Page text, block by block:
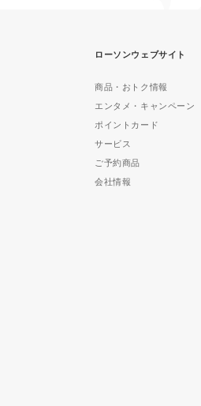
ローソンウェブサイト
商品・おトク情報
エンタメ・キャンペーン
ポイントカード
サービス
ご予約商品
会社情報